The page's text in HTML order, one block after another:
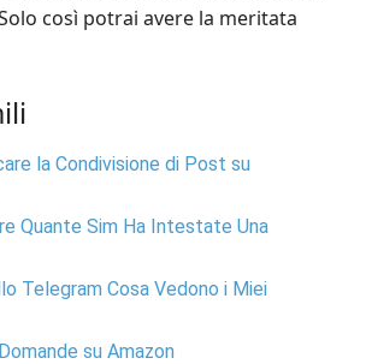
così potrai avere la meritata
la Condivisione di Post su
Quante Sim Ha Intestate Una
Telegram Cosa Vedono i Miei
su Amazon